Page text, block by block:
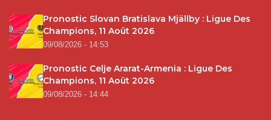
Pronostic Slovan Bratislava Mjällby : Ligue Des
Champions, 11 Août 2026
09/08/2026 - 14:53
Pronostic Celje Ararat-Armenia : Ligue Des
Champions, 11 Août 2026
09/08/2026 - 14:44